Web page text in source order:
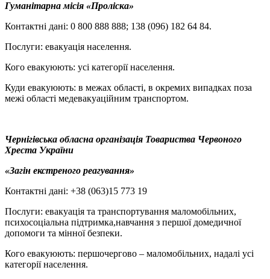
Гуманітарна місія «Проліска»
Контактні дані: 0 800 888 888; 138 (096) 182 64 84.
Послуги: евакуація населення.
Кого евакуюють: усі категорії населення.
Куди евакуюють: в межах області, в окремих випадках поза
межі області медевакуаційним транспортом.
Чернігівська обласна організація Товариства Червоного
Хреста України
«Загін екстреного реагування»
Контактні дані: +38 (063)15 773 19
Послуги: евакуація та транспортування маломобільних,
психосоціальна підтримка,навчання з першої домедичної
допомоги та мінної безпеки.
Кого евакуюють: першочергово – маломобільних, надалі усі
категорії населення.